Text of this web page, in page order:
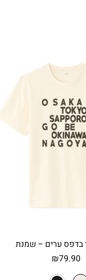
בדפס ערים – שמנת
₪79.90